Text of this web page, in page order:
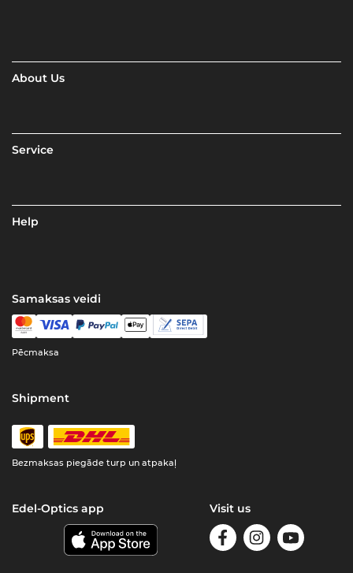
About Us
Service
Help
Samaksas veidi
Pēcmaksa
Shipment
Bezmaksas piegāde turp un atpakaļ
Edel-Optics app Visit us